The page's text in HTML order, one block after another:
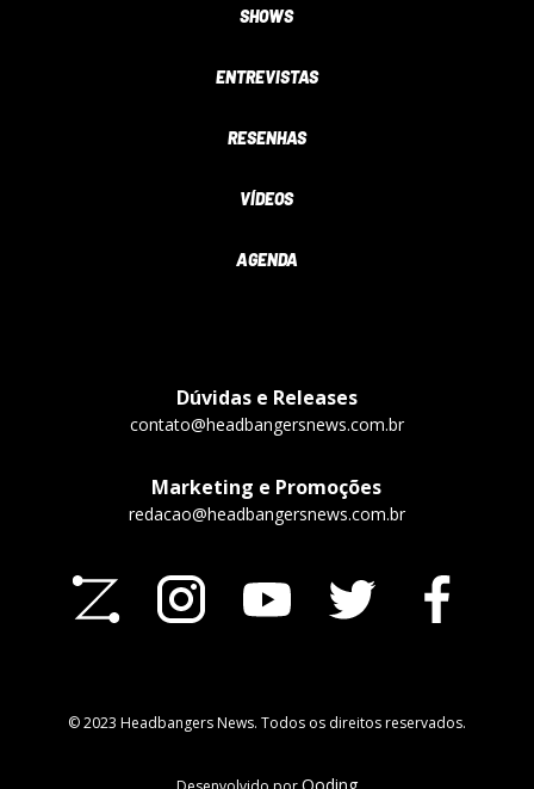
SHOWS
ENTREVISTAS
RESENHAS
VÍDEOS
AGENDA
Dúvidas e Releases
contato@headbangersnews.com.br
Marketing e Promoções
redacao@headbangersnews.com.br
© 2023 Headbangers News. Todos os direitos reservados.
Qoding